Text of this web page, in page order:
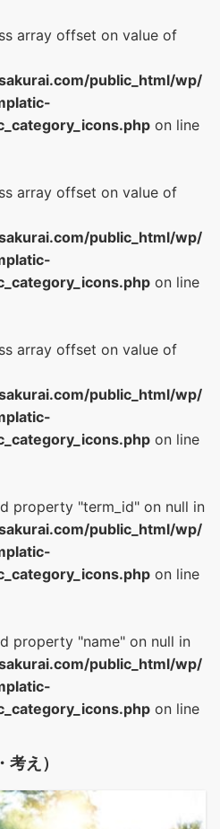
array offset on value of
public_html/wp/
on line
array offset on value of
public_html/wp/
on line
array offset on value of
public_html/wp/
on line
property "term_id" on null in
public_html/wp/
on line
property "name" on null in
public_html/wp/
on line
え）